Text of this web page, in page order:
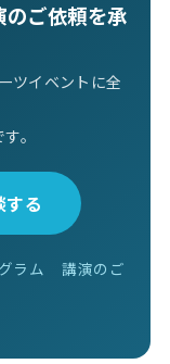
ご依頼を承
ツイベントに全
。
する
ラム
講演のご